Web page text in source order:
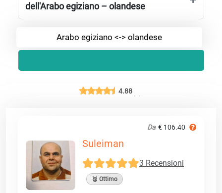
dell'Arabo egiziano – olandese
Arabo egiziano <-> olandese
4.88
Da € 106.40
Suleiman
3 Recensioni
🥈 Ottimo